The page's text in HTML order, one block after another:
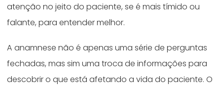
atenção no jeito do paciente, se é mais tímido ou
falante, para entender melhor.
A anamnese não é apenas uma série de perguntas
fechadas, mas sim uma troca de informações para
descobrir o que está afetando a vida do paciente. O